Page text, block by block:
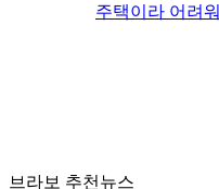
주택이라 어려워
브라보 추천뉴스